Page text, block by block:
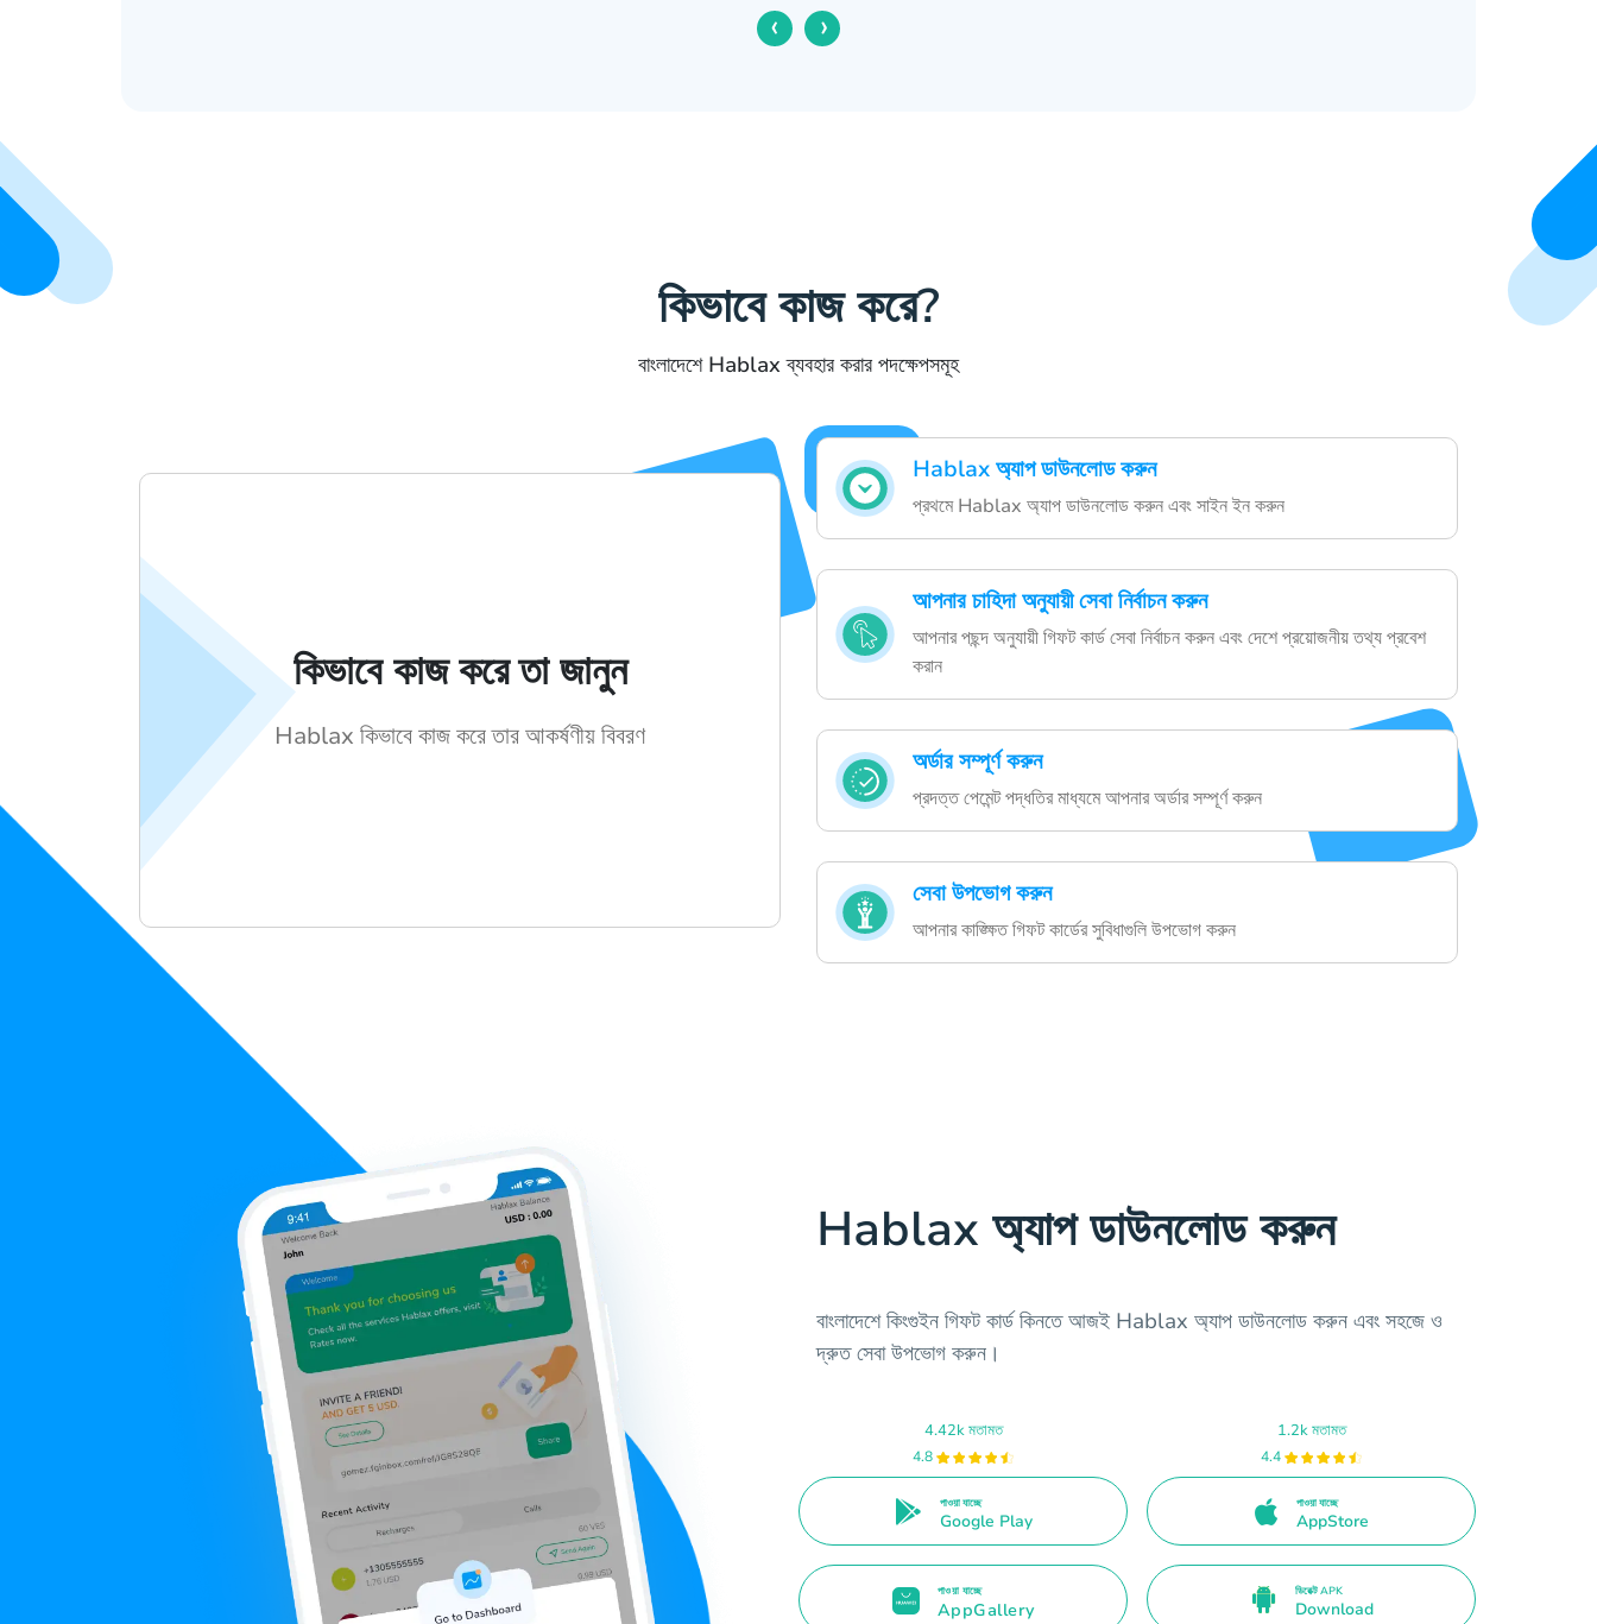
‹ ›
কিভাবে কাজ করে?
বাংলাদেশে Hablax ব্যবহার করার পদক্ষেপসমূহ
Hablax অ্যাপ ডাউনলোড করুন
প্রথমে Hablax অ্যাপ ডাউনলোড করুন এবং সাইন ইন করুন
আপনার চাহিদা অনুযায়ী সেবা নির্বাচন করুন
আপনার পছন্দ অনুযায়ী গিফট কার্ড সেবা নির্বাচন করুন এবং দেশে প্রয়োজনীয় তথ্য প্রবেশ
করান
অর্ডার সম্পূর্ণ করুন
প্রদত্ত পেমেন্ট পদ্ধতির মাধ্যমে আপনার অর্ডার সম্পূর্ণ করুন
সেবা উপভোগ করুন
আপনার কাঙ্ক্ষিত গিফট কার্ডের সুবিধাগুলি উপভোগ করুন
কিভাবে কাজ করে তা জানুন
Hablax কিভাবে কাজ করে তার আকর্ষণীয় বিবরণ
Hablax অ্যাপ ডাউনলোড করুন
বাংলাদেশে কিংগুইন গিফট কার্ড কিনতে আজই Hablax অ্যাপ ডাউনলোড করুন এবং সহজে ও
দ্রুত সেবা উপভোগ করুন।
4.42k মতামত
4.8
পাওয়া যাচ্ছে
Google Play
1.2k মতামত
4.4
পাওয়া যাচ্ছে
AppStore
পাওয়া যাচ্ছে
AppGallery
ডিরেক্ট APK
Download